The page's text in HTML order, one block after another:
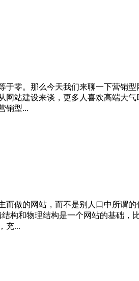
零。那么今天我们来聊一下营销
站建设来谈，更多人喜欢高端大
销型...
做的网站，而不是别人口中所谓
构和物理结构是一个网站的基础
充...